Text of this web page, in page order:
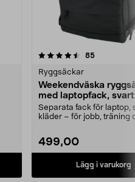
85recensioner
Ryggsäckar
Weekendväska
med laptopfack,
Separata fack för laptop,
kläder – för jobb, träning
499,00
Lägg i varukorg
4.5 av 5 stjärnor